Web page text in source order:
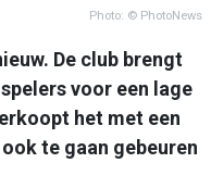
Photo: © PhotoNews
De club brengt
voor een lage
het met een
te gaan gebeuren